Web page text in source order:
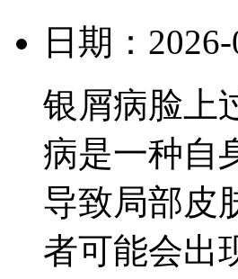
日期：
银屑病脸上
病是一种自
导致局部皮
者可能会出